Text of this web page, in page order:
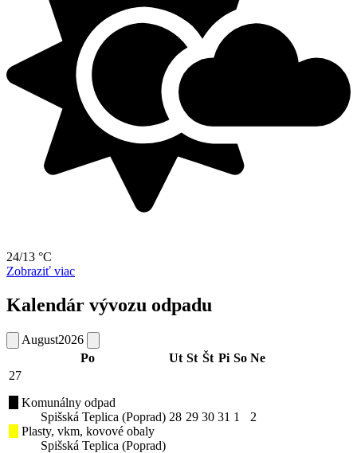
24/13 °C
Zobraziť viac
Kalendár vývozu odpadu
August2026
Po
Ut St Št Pi So Ne
27
Komunálny odpad
Spišská Teplica (Poprad)
Plasty, vkm, kovové obaly
Spišská Teplica (Poprad)
28 29 30 31 1 2